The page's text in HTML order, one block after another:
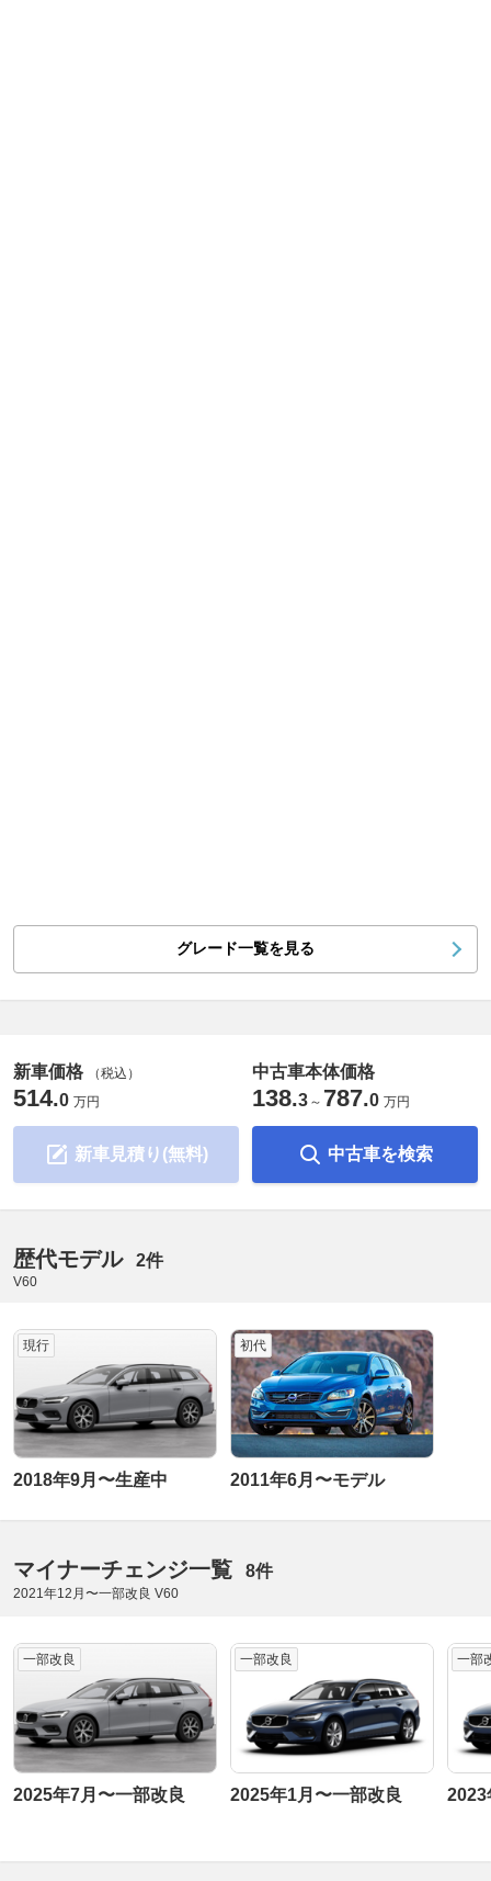
グレード一覧を見る
新車価格 （税込）
514.0 万円
新車見積り(無料)
中古車本体価格
138.3 ～ 787.0 万円
中古車を検索
歴代モデル 2件
V60
現行
2018年9月〜生産中
初代
2011年6月〜モデル
マイナーチェンジ一覧 8件
2021年12月〜一部改良 V60
一部改良
2025年7月〜一部改良
一部改良
2025年1月〜一部改良
一部
2023